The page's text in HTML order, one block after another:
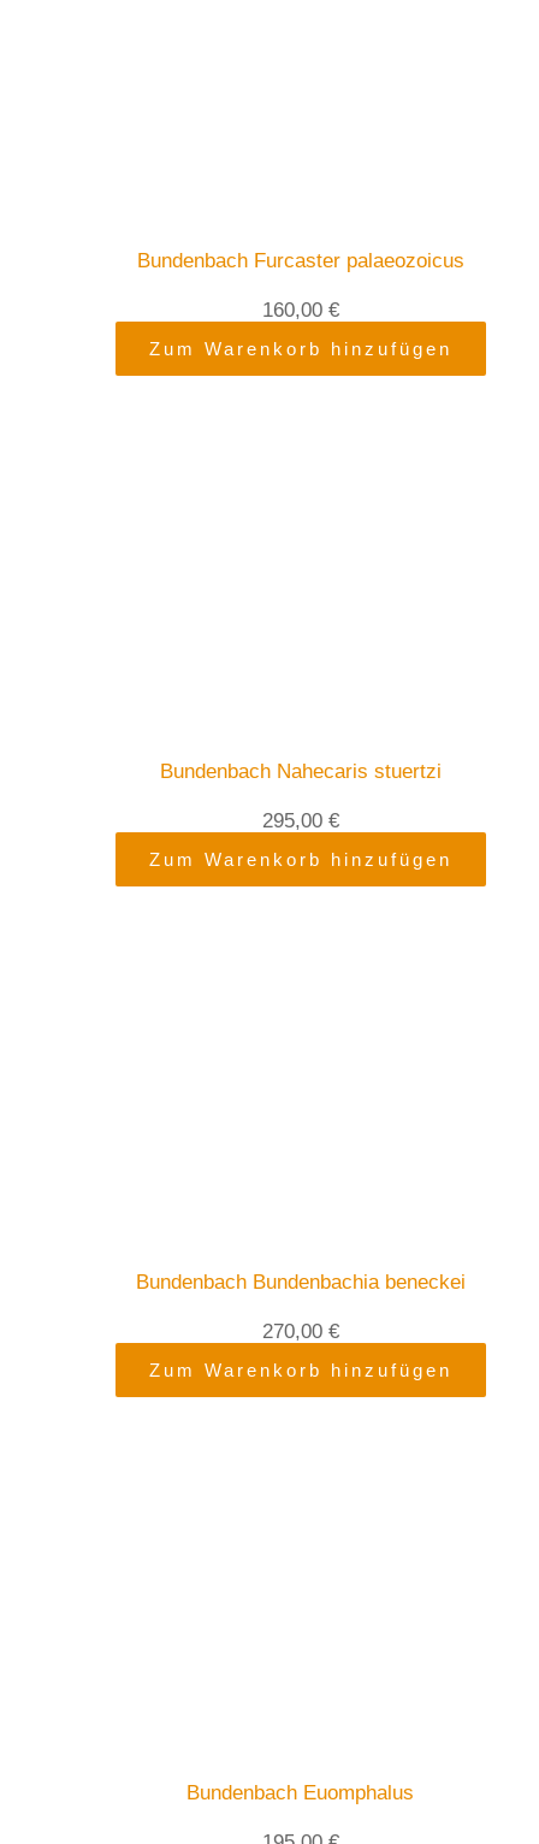
Bundenbach Furcaster palaeozoicus
160,00 €
Zum Warenkorb hinzufügen
Bundenbach Nahecaris stuertzi
295,00 €
Zum Warenkorb hinzufügen
Bundenbach Bundenbachia beneckei
270,00 €
Zum Warenkorb hinzufügen
Bundenbach Euomphalus